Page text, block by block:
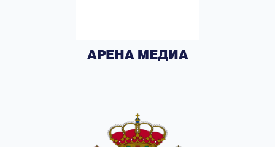
АРЕНА МЕДИА